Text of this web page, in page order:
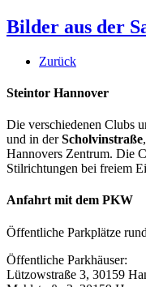
Bilder aus der
Zurück
Steintor Hannover
Die verschiedenen Clubs
und in derScholvinstraße,
Hannovers Zentrum. Die
Stilrichtungen bei freiem
Anfahrt mit dem PKW
Öffentliche Parkplätze
Öffentliche Parkhäuser:
Lützowstraße 3, 30159